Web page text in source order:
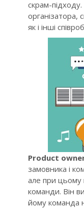
скрам-
організатора,
як і інші
Product
замовника і
але при цьому
команди. Він
йому команда